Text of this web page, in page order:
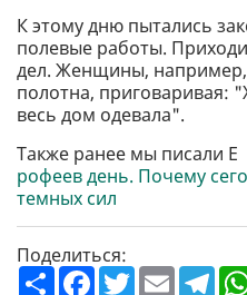
К этому дню пытались
полевые работы.
дел. Женщины, например,
полотна, приговаривая:
весь дом одевала".
Также ранее мы писали Е
рофеев день. Почему
темных сил
Поделиться:
П
F T E T